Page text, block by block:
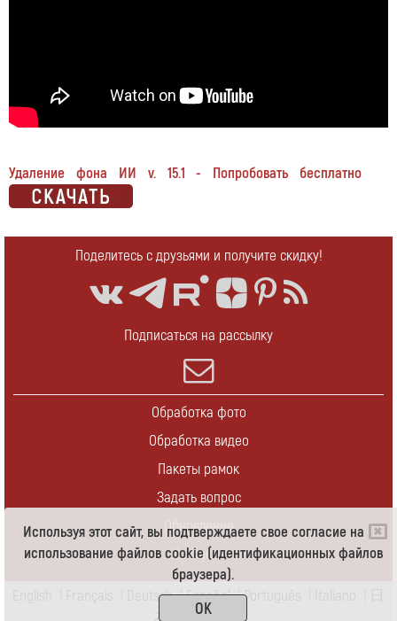
Используя этот сайт, вы подтверждаете свое согласие на
использование файлов cookie (идентификационных файлов
браузера).
OK
Удаление фона ИИ v. 15.1 - Попробовать бесплатно
Поделитесь с друзьями и получите скидку!
Подписаться на рассылку
Обработка фото
Обработка видео
Пакеты рамок
Задать вопрос
Обновление
Контакты
Deutsch|Español|Português
本語
|Pусский